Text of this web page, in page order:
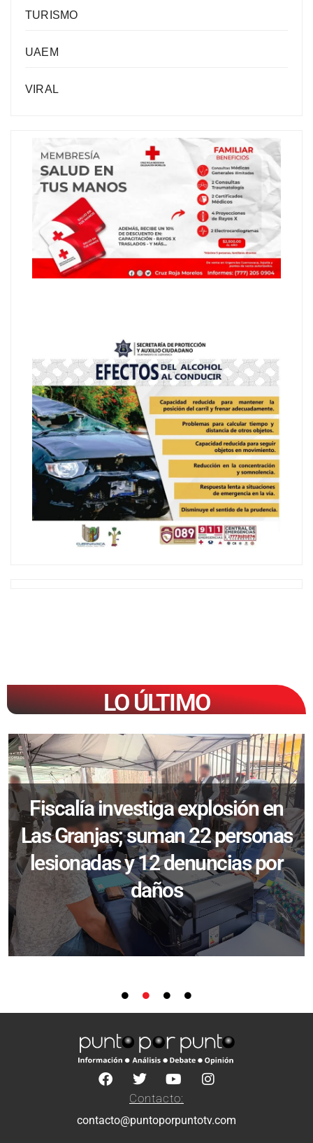
TURISMO
UAEM
VIRAL
LO ÚLTIMO
Fiscalía investiga explosión en
Las Granjas; suman 22 personas
lesionadas y 12 denuncias por
daños
Contacto:
contacto@puntoporpuntotv.com